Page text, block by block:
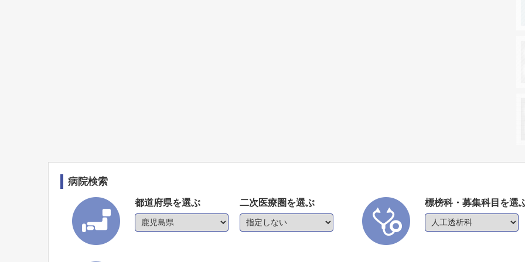
病院検索
都道府県を選ぶ 二次医療圏を選ぶ 標榜科・募集科目を選